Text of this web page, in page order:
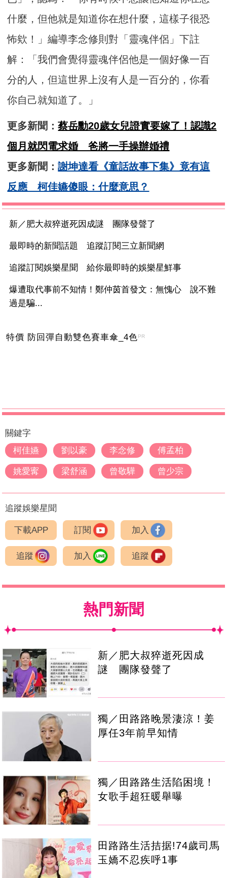
什麼，但他就是知道你在想什麼，這樣子很恐
怖欸！」編導李念修則對「靈魂伴侶」下註
解：「我們會覺得靈魂伴侶他是一個好像一百
分的人，但這世界上沒有人是一百分的，你看
你自己就知道了。」
更多新聞：蔡岳勳20歲女兒證實要嫁了！認識2
個月就閃電求婚 爸將一手操辦婚禮
更多新聞：​謝坤達看《童話故事下集》竟有這
反應 柯佳嬿傻眼：什麼意思？
新／肥大叔猝逝死因成謎 團隊發聲了
最即時的新聞話題 追蹤訂閱三立新聞網
追蹤訂閱娛樂星聞 給你最即時的娛樂星鮮事
爆遭取代事前不知情！鄭仲茵首發文：無愧心 說不難
過是騙...
特價 防回彈自動雙色賽車傘_4色 PR
關鍵字
柯佳嬿
劉以豪 李念修 傅孟柏
姚愛寗 梁舒涵 曾敬驊 曾少宗
追蹤娛樂星聞
下載APP 訂閱 加入
追蹤 加入 追蹤
熱門新聞
新／肥大叔猝逝死因成
謎 團隊發聲了
獨／田路路晚景淒涼！姜
厚任3年前早知情
獨／田路路生活陷困境！
女歌手超狂暖舉曝
田路路生活拮据!74歲司馬
玉嬌不忍疾呼1事